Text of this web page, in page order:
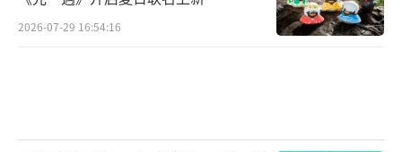
2026-07-29 16:54:16